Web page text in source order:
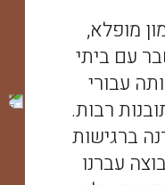
מופלא,
עם ביתי
עבורי
רבות.
ברגישות
עברנו